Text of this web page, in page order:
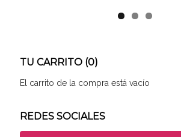
TU CARRITO (0)
El carrito de la compra está vacío
REDES SOCIALES